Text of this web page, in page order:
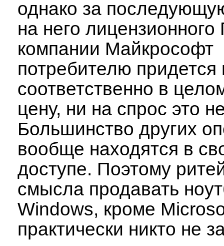
однако за
на него
компании Майкрософт
потребителю придется
соответственно в
цену, ни на спрос это
Большинство других
вообще находятся в
доступе. Поэтому
смысла продавать
Windows, кроме
практически никто не